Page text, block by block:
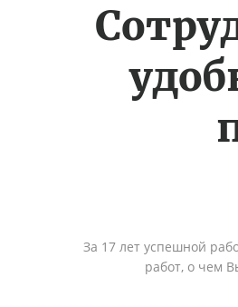
За 17 лет успешной
работ, о чем